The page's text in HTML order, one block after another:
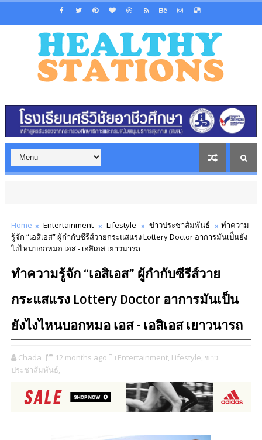
Home Entertainment Lifestyle ข่าวประชาสัมพันธ์
ทำความ
รู้จัก “เอสิเอส” ผู้กำกับซีรีส์วายกระแสแรง Lottery Doctor อาการมันเป็นยัง
ไงไหนบอกหมอ เอส - เอสิเอส เยาวนารถ
ทำความรู้จัก “เอสิเอส” ผู้กำกับซีรีส์วาย
กระแสแรง Lottery Doctor อาการมันเป็น
ยังไงไหนบอกหมอ เอส - เอสิเอส เยาวนารถ
Chada 12 months ago Entertainment, Lifestyle, ข่าว
ประชาสัมพันธ์,